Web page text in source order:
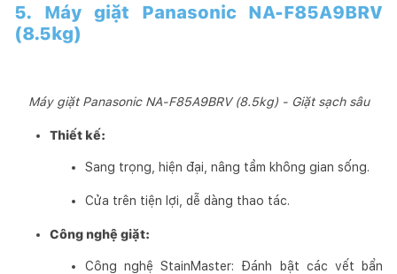
5. Máy giặt Panasonic NA-F85A9BRV
(8.5kg)
Máy giặt Panasonic NA-F85A9BRV (8.5kg) - Giặt sạch sâu
Thiết kế:
Sang trọng, hiện đại, nâng tầm không gian sống.
Cửa trên tiện lợi, dễ dàng thao tác.
Công nghệ giặt:
Công nghệ StainMaster: Đánh bật các vết bẩn